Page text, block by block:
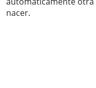
nacer.